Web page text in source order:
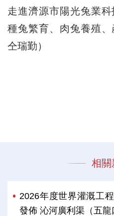
走進濟源市陽光兔業
種兔繁育、肉兔養殖
仝瑞勤）
相關
2026年度世界灌溉工
發佈 沁河廣利渠（五龍